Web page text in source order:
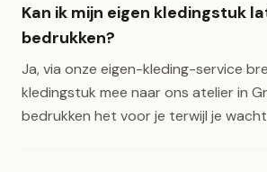
Kan ik mijn eigen kledingstuk
bedrukken?
Ja, via onze eigen-kleding-service
kledingstuk mee naar ons atelier in
bedrukken het voor je terwijl je